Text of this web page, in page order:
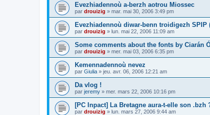
Evezhiadennoù a-berzh aotrou Miossec
par drouizig » mar. mai 30, 2006 3:49 pm
Evezhiadennoù diwar-benn troidigezh SPIP
par drouizig » lun. mai 22, 2006 11:09 am
Some comments about the fonts by Ciarán
par drouizig » mer. mai 03, 2006 6:35 pm
Kemennadennoù nevez
par Giulia » jeu. avr. 06, 2006 12:21 am
Da vlog !
par jeremy » mer. mars 22, 2006 10:16 pm
[PC Inpact] La Bretagne aura-t-elle son .bzh
par drouizig » lun. mars 27, 2006 9:44 am